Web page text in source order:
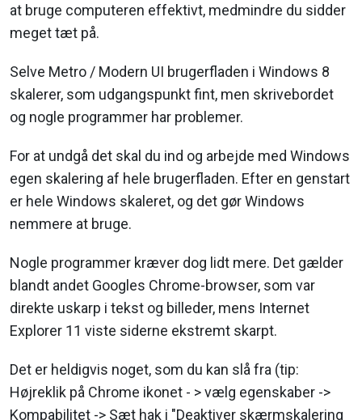
at bruge computeren effektivt, medmindre du sidder
meget tæt på.
Selve Metro / Modern UI brugerfladen i Windows 8
skalerer, som udgangspunkt fint, men skrivebordet
og nogle programmer har problemer.
For at undgå det skal du ind og arbejde med Windows
egen skalering af hele brugerfladen. Efter en genstart
er hele Windows skaleret, og det gør Windows
nemmere at bruge.
Nogle programmer kræver dog lidt mere. Det gælder
blandt andet Googles Chrome-browser, som var
direkte uskarp i tekst og billeder, mens Internet
Explorer 11 viste siderne ekstremt skarpt.
Det er heldigvis noget, som du kan slå fra (tip:
Højreklik på Chrome ikonet - > vælg egenskaber ->
Kompabilitet -> Sæt hak i "Deaktiver skærmskalering